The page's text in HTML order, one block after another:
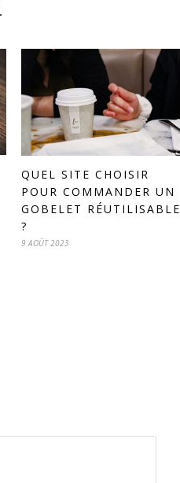
QUEL SITE CHOISIR
POUR COMMANDER UN
GOBELET RÉUTILISABLE
?
9 AOÛT 2023